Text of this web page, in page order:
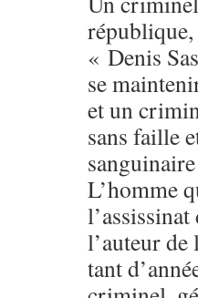
république,
« Denis
se
et un
sans faille
L’homme
l’auteur de
tant